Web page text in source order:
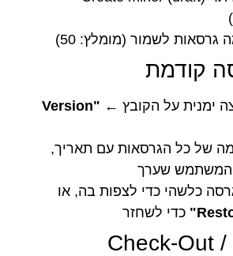
גרסאות לשמור (מומלץ: 50)
קודמת
ימנית על הקובץ ←
"Version
של כל הגרסאות עם תאריך,
שערך
כלשהי כדי לצפות בה, או
כדי לשחזר
Check-Out /